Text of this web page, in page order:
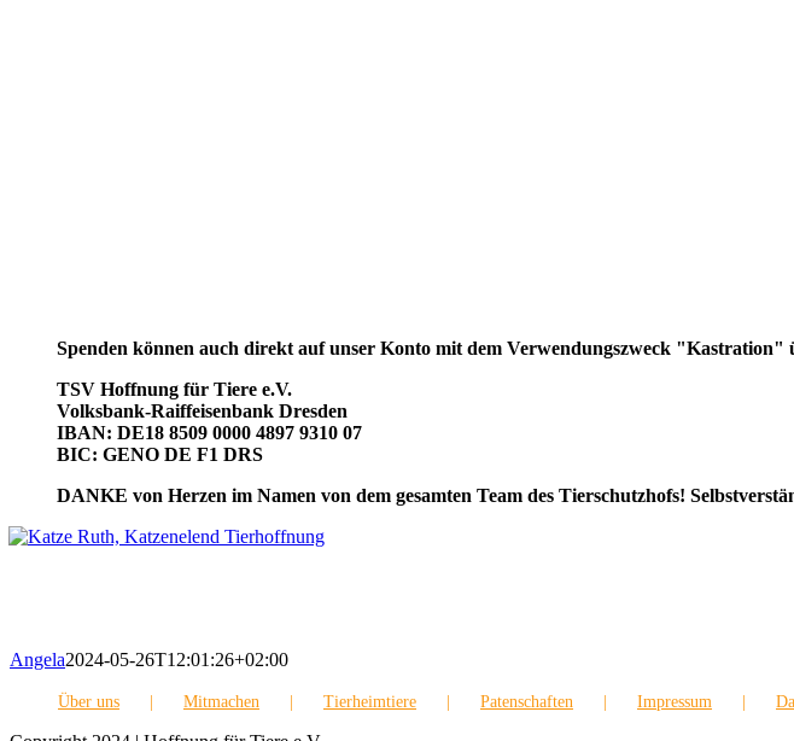
Spenden können auch direkt auf unser Konto mit dem Verwendungszweck "Kastration"
TSV Hoffnung für Tiere e.V.
Volksbank-Raiffeisenbank Dresden
IBAN: DE18 8509 0000 4897 9310 07
BIC: GENO DE F1 DRS
DANKE von Herzen im Namen von dem gesamten Team des Tierschutzhofs!
Angela2024-05-26T12:01:26+02:00
Über uns Mitmachen Tierheimtiere Patenschaften Impressum